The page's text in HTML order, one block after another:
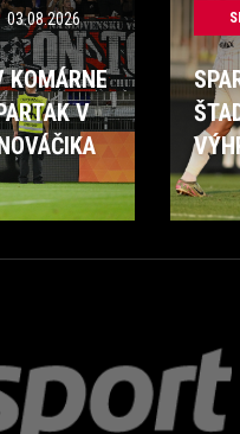
03.08.2026
V